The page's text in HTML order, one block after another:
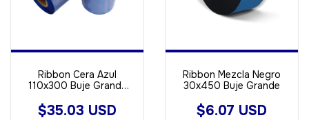
Ribbon Cera Azul
110x300 Buje Grande
$35.03 USD
Ribbon Mezcla Negro
30x450 Buje Grande
$6.07 USD